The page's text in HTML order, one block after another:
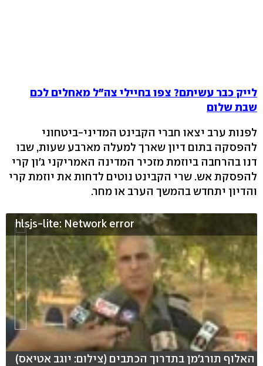
לייק כבר עשיתם? צפו בחיילי צה"ל מאחלים לכם
שבת שלום
לפנות ערב יצאו חברי הקבינט המדיני-ביטחוני
להפסקה בתום דיון שארך למעלה מארבע שעות, שבו
דנו בהרחבה ביוזמת מזכיר המדינה האמריקני ג'ון קרי
להפסקת אש. שרי הקבינט נוטים לדחות את יוזמת קרי
והדיון יתחדש בהמשך הערב או מחר.
hlsjs-lite: Network error
האלוף תורג'מן בתדרוך הכתבים (צילום: יוגב אטיאס)